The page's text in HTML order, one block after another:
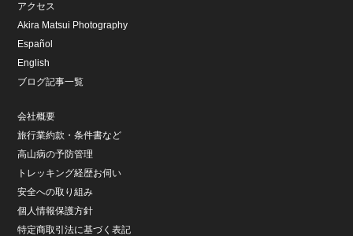
アクセス
Akira Matsui Photography
Español
English
ブログ記事一覧
会社概要
旅行業約款・条件書など
高山病の予防管理
トレッキング経歴お伺い
安全への取り組み
個人情報保護方針
特定商取引法に基づく表記